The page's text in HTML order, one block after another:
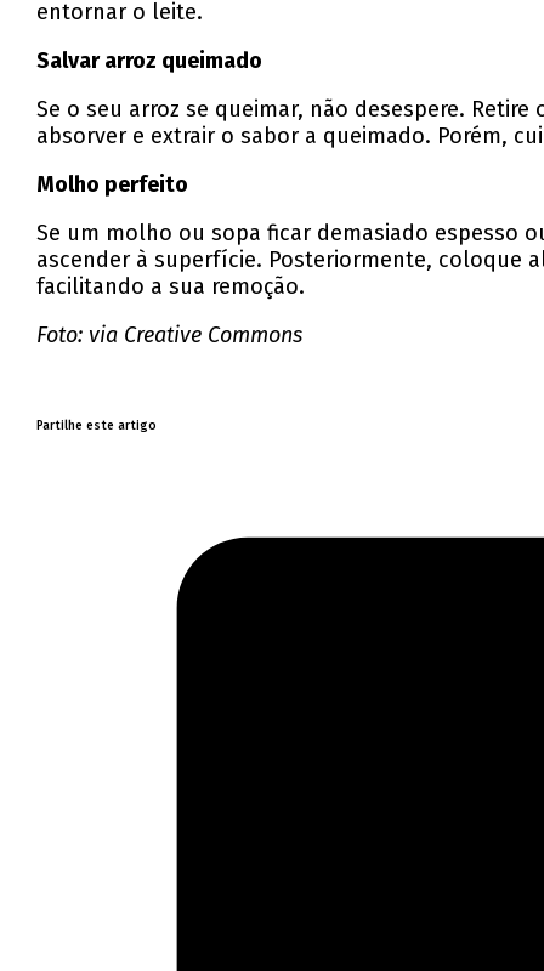
entornar o leite.
Salvar arroz queimado
Se o seu arroz se queimar, não desespere.
absorver e extrair o sabor a queimado. Porém,
Molho perfeito
Se um molho ou sopa ficar demasiado espesso
ascender à superfície. Posteriormente, coloque
facilitando a sua remoção.
Foto: via Creative Commons
Partilhe este artigo